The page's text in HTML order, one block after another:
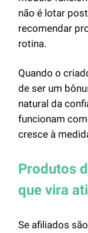
não é lotar
recomendar
rotina.
Quando o
de ser um
natural da
funcionam
cresce à
Produtos
que vira
Se afiliados